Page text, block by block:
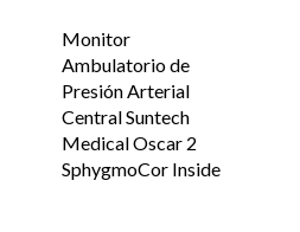
Monitor
Ambulatorio de
Presión Arterial
Central Suntech
Medical Oscar 2
SphygmoCor Inside